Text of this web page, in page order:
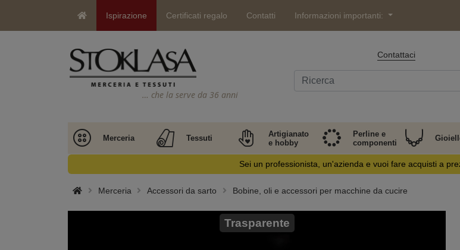
Ispirazione Certificati regalo Contatti Informazioni importanti:
… che la serve da 36 anni
Contattaci
Merceria Tessuti
Artigianato
e hobby
Perline e
componenti
Sei un professionista, un'azienda e vuoi fare acquisti a
Merceria Accessori da sarto Bobine, oli e accessori per macchine da cucire
Trasparente